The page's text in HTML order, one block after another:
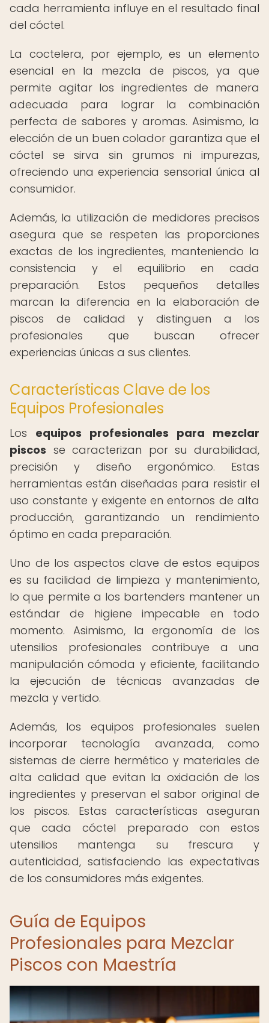
cada herramienta influye en el resultado final
del cóctel.
La coctelera, por ejemplo, es un elemento
esencial en la mezcla de piscos, ya que
permite agitar los ingredientes de manera
adecuada para lograr la combinación
perfecta de sabores y aromas. Asimismo, la
elección de un buen colador garantiza que el
cóctel se sirva sin grumos ni impurezas,
ofreciendo una experiencia sensorial única al
consumidor.
Además, la utilización de medidores precisos
asegura que se respeten las proporciones
exactas de los ingredientes, manteniendo la
consistencia y el equilibrio en cada
preparación. Estos pequeños detalles
marcan la diferencia en la elaboración de
piscos de calidad y distinguen a los
profesionales que buscan ofrecer
experiencias únicas a sus clientes.
Características Clave de los
Equipos Profesionales
Los equipos profesionales para mezclar
piscos se caracterizan por su durabilidad,
precisión y diseño ergonómico. Estas
herramientas están diseñadas para resistir el
uso constante y exigente en entornos de alta
producción, garantizando un rendimiento
óptimo en cada preparación.
Uno de los aspectos clave de estos equipos
es su facilidad de limpieza y mantenimiento,
lo que permite a los bartenders mantener un
estándar de higiene impecable en todo
momento. Asimismo, la ergonomía de los
utensilios profesionales contribuye a una
manipulación cómoda y eficiente, facilitando
la ejecución de técnicas avanzadas de
mezcla y vertido.
Además, los equipos profesionales suelen
incorporar tecnología avanzada, como
sistemas de cierre hermético y materiales de
alta calidad que evitan la oxidación de los
ingredientes y preservan el sabor original de
los piscos. Estas características aseguran
que cada cóctel preparado con estos
utensilios mantenga su frescura y
autenticidad, satisfaciendo las expectativas
de los consumidores más exigentes.
Guía de Equipos
Profesionales para Mezclar
Piscos con Maestría